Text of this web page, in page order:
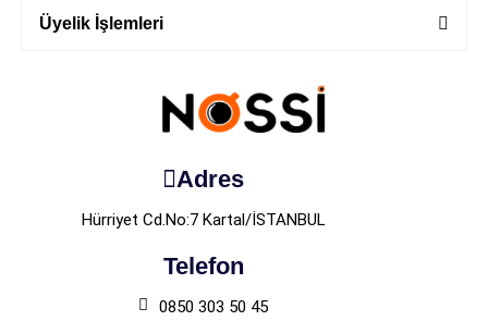
Üyelik İşlemleri
Adres
Hürriyet Cd.No:7 Kartal/İSTANBUL
Telefon
0850 303 50 45